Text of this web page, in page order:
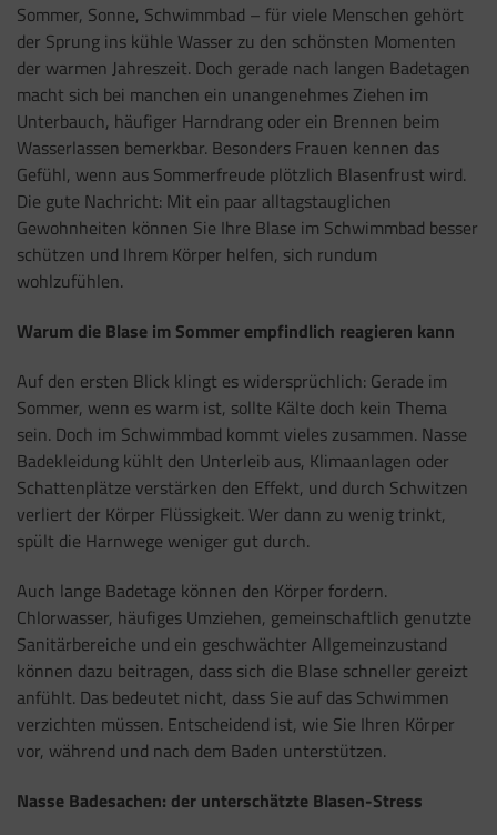
Sommer, Sonne, Schwimmbad – für viele Menschen gehört
der Sprung ins kühle Wasser zu den schönsten Momenten
der warmen Jahreszeit. Doch gerade nach langen Badetagen
macht sich bei manchen ein unangenehmes Ziehen im
Unterbauch, häufiger Harndrang oder ein Brennen beim
Wasserlassen bemerkbar. Besonders Frauen kennen das
Gefühl, wenn aus Sommerfreude plötzlich Blasenfrust wird.
Die gute Nachricht: Mit ein paar alltagstauglichen
Gewohnheiten können Sie Ihre Blase im Schwimmbad besser
schützen und Ihrem Körper helfen, sich rundum
wohlzufühlen.
Warum die Blase im Sommer empfindlich reagieren kann
Auf den ersten Blick klingt es widersprüchlich: Gerade im
Sommer, wenn es warm ist, sollte Kälte doch kein Thema
sein. Doch im Schwimmbad kommt vieles zusammen. Nasse
Badekleidung kühlt den Unterleib aus, Klimaanlagen oder
Schattenplätze verstärken den Effekt, und durch Schwitzen
verliert der Körper Flüssigkeit. Wer dann zu wenig trinkt,
spült die Harnwege weniger gut durch.
Auch lange Badetage können den Körper fordern.
Chlorwasser, häufiges Umziehen, gemeinschaftlich genutzte
Sanitärbereiche und ein geschwächter Allgemeinzustand
können dazu beitragen, dass sich die Blase schneller gereizt
anfühlt. Das bedeutet nicht, dass Sie auf das Schwimmen
verzichten müssen. Entscheidend ist, wie Sie Ihren Körper
vor, während und nach dem Baden unterstützen.
Nasse Badesachen: der unterschätzte Blasen-Stress